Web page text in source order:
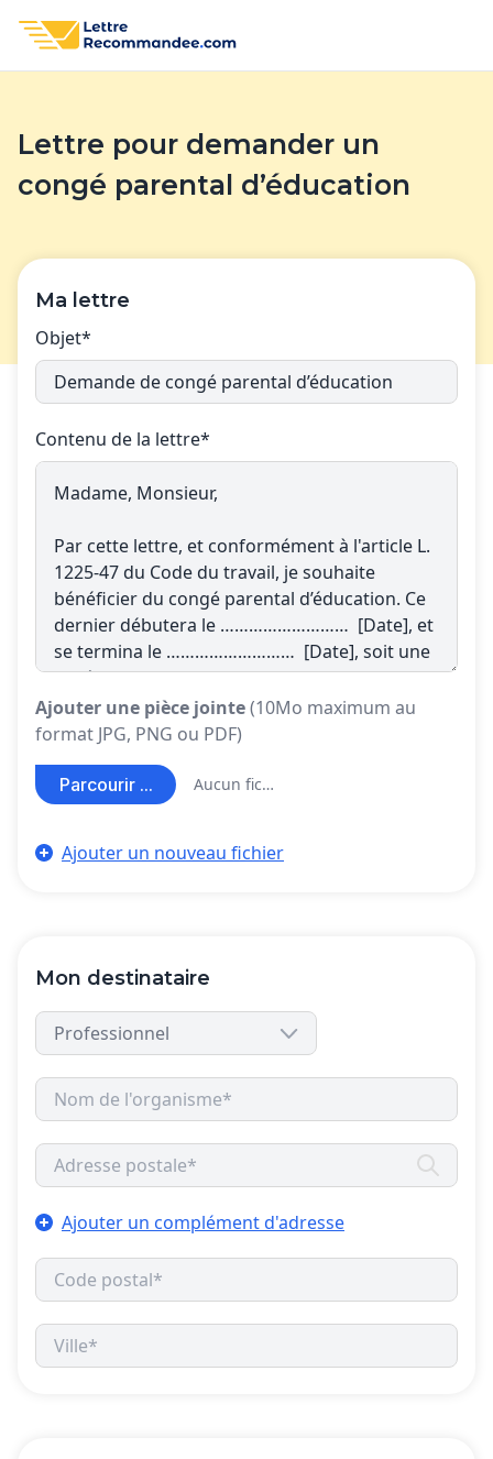
Lettre pour demander un
congé parental d’éducation
Ma lettre
Objet*
Contenu de la lettre*
Ajouter une pièce jointe(10Mo maximum au
format JPG, PNG ou PDF)
Parcourir ... Aucun fichier sélectionné
Ajouter un nouveau fichier
Mon destinataire
Ajouter un complément d'adresse